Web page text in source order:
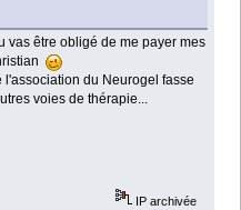
vas être obligé de me payer mes
du Neurogel fasse
voies de thérapie...
IP archivée